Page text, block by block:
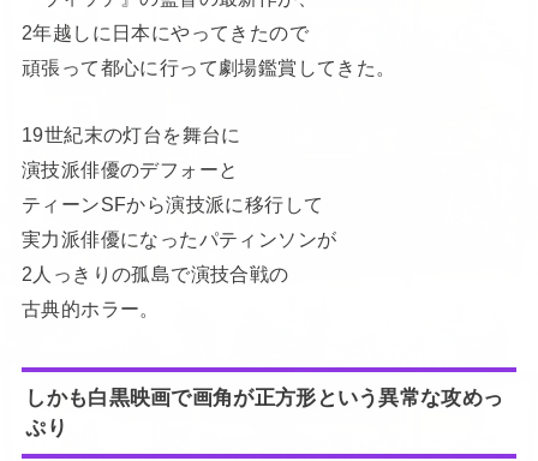
2年越しに日本にやってきたので
頑張って都心に行って劇場鑑賞してきた。
19世紀末の灯台を舞台に
演技派俳優のデフォーと
ティーンSFから演技派に移行して
実力派俳優になったパティンソンが
2人っきりの孤島で演技合戦の
古典的ホラー。
しかも白黒映画で画角が正方形という異常な攻めっ
ぷり